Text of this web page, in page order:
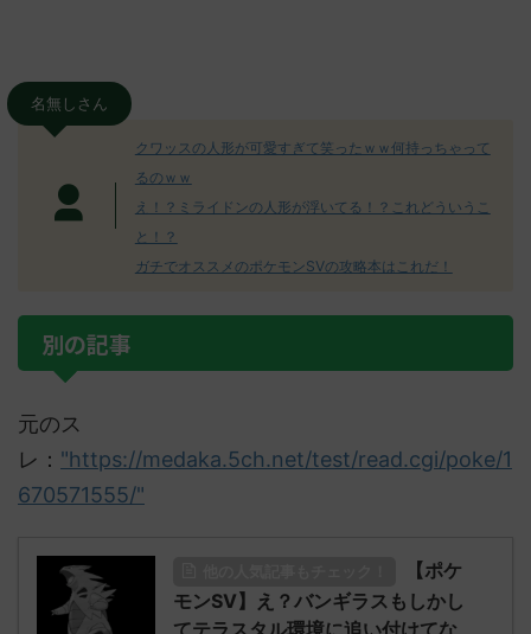
名無しさん
クワッスの人形が可愛すぎて笑ったｗｗ何持っちゃって
るのｗｗ
え！？ミライドンの人形が浮いてる！？これどういうこ
と！？
ガチでオススメのポケモンSVの攻略本はこれだ！
別の記事
元のス
レ： "https://medaka.5ch.net/test/read.cgi/poke/1
670571555/"
【ポケ
モンSV】え？バンギラスもしかし
てテラスタル環境に追い付けてな